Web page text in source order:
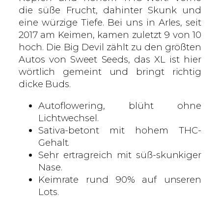
l
o
w
e
r
i
n
die süße Frucht, dahinter Skunk und
eine würzige Tiefe. Bei uns in Arles, seit
2017 am Keimen, kamen zuletzt 9 von 10
hoch. Die Big Devil zählt zu den größten
Autos von Sweet Seeds, das XL ist hier
wörtlich gemeint und bringt richtig
dicke Buds.
Autoflowering, blüht ohne
Lichtwechsel.
Sativa-betont mit hohem THC-
Gehalt.
Sehr ertragreich mit süß-skunkiger
Nase.
Keimrate rund 90% auf unseren
Lots.